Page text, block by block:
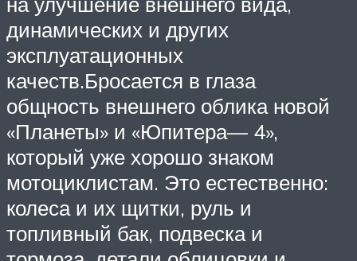
динамических и других
эксплуатационных
качеств.Бросается в глаза
общность внешнего облика новой
«Планеты» и «Юпитера— 4»,
который уже хорошо знаком
мотоциклистам. Это естественно:
колеса и их щитки, руль и
топливный бак, подвеска и